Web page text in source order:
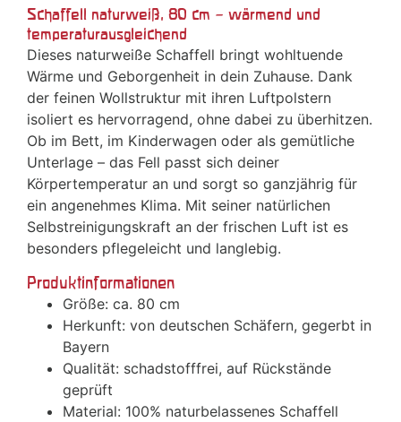
Schaffell naturweiß, 80 cm – wärmend und
temperaturausgleichend
Dieses naturweiße Schaffell bringt wohltuende
Wärme und Geborgenheit in dein Zuhause. Dank
der feinen Wollstruktur mit ihren Luftpolstern
isoliert es hervorragend, ohne dabei zu überhitzen.
Ob im Bett, im Kinderwagen oder als gemütliche
Unterlage – das Fell passt sich deiner
Körpertemperatur an und sorgt so ganzjährig für
ein angenehmes Klima. Mit seiner natürlichen
Selbstreinigungskraft an der frischen Luft ist es
besonders pflegeleicht und langlebig.
Produktinformationen
Größe: ca. 80 cm
Herkunft: von deutschen Schäfern, gegerbt in
Bayern
Qualität: schadstofffrei, auf Rückstände
geprüft
Material: 100% naturbelassenes Schaffell